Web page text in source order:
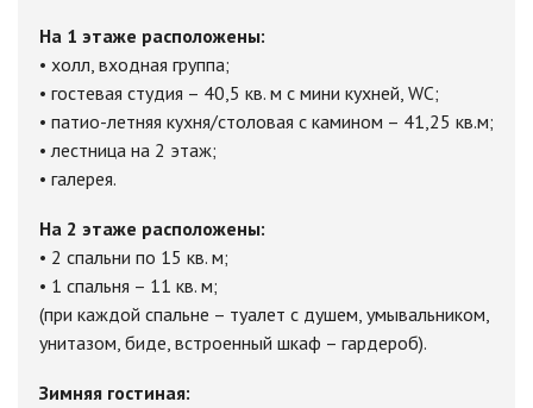
На 1 этаже расположены:
• холл, входная группа;
• гостевая студия – 40,5 кв. м c мини кухней, WC;
• патио-летняя кухня/столовая с камином – 41,25 кв.м;
• лестница на 2 этаж;
• галерея.
На 2 этаже расположены:
• 2 спальни по 15 кв. м;
• 1 спальня – 11 кв. м;
(при каждой спальне – туалет с душем, умывальником,
унитазом, биде, встроенный шкаф – гардероб).
Зимняя гостиная: